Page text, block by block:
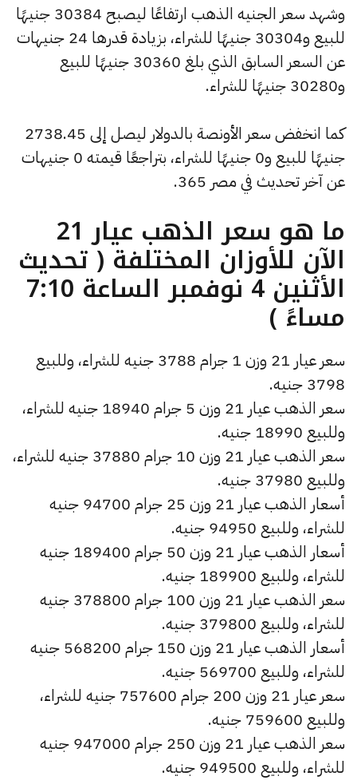
وشهد سعر الجنيه الذهب ارتفاعًا ليصبح 30384 جنيهًا
للبيع و30304 جنيهًا للشراء، بزيادة قدرها 24 جنيهات
عن السعر السابق الذي بلغ 30360 جنيهًا للبيع
و30280 جنيهًا للشراء.
كما انخفض سعر الأونصة بالدولار ليصل إلى 2738.45
جنيهًا للبيع و0 جنيهًا للشراء، بتراجعًا قيمته 0 جنيهات
عن آخر تحديث في مصر 365.
ما هو سعر الذهب عيار 21
الآن للأوزان المختلفة ( تحديث
الأثنين 4 نوفمبر الساعة 7:10
مساءً )
سعر عيار 21 وزن 1 جرام 3788 جنيه للشراء، وللبيع
3798 جنيه.
سعر الذهب عيار 21 وزن 5 جرام 18940 جنيه للشراء،
وللبيع 18990 جنيه.
سعر الذهب عيار 21 وزن 10 جرام 37880 جنيه للشراء،
وللبيع 37980 جنيه.
أسعار الذهب عيار 21 وزن 25 جرام 94700 جنيه
للشراء، وللبيع 94950 جنيه.
أسعار الذهب عيار 21 وزن 50 جرام 189400 جنيه
للشراء، وللبيع 189900 جنيه.
سعر الذهب عيار 21 وزن 100 جرام 378800 جنيه
للشراء، وللبيع 379800 جنيه.
أسعار الذهب عيار 21 وزن 150 جرام 568200 جنيه
للشراء، وللبيع 569700 جنيه.
سعر عيار 21 وزن 200 جرام 757600 جنيه للشراء،
وللبيع 759600 جنيه.
سعر الذهب عيار 21 وزن 250 جرام 947000 جنيه
للشراء، وللبيع 949500 جنيه.